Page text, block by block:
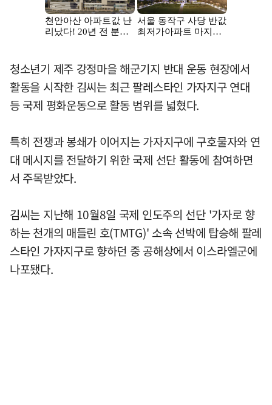
청소년기 제주 강정마을 해군기지 반대 운동 현장에서
활동을 시작한 김씨는 최근 팔레스타인 가자지구 연대
등 국제 평화운동으로 활동 범위를 넓혔다.
특히 전쟁과 봉쇄가 이어지는 가자지구에 구호물자와 연
대 메시지를 전달하기 위한 국제 선단 활동에 참여하면
서 주목받았다.
김씨는 지난해 10월8일 국제 인도주의 선단 '가자로 향
하는 천개의 매들린 호(TMTG)' 소속 선박에 탑승해 팔레
스타인 가자지구로 향하던 중 공해상에서 이스라엘군에
나포됐다.